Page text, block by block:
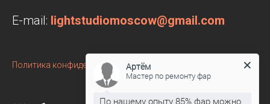
E-mail: lightstudiomoscow@gmail.com
Политика конфиденциальности
Артём
Мастер по ремонту фар
По нашему опыту 85% фар можно